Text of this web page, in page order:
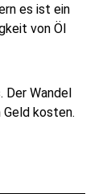
es ist ein
von Öl
Der Wandel
kosten.